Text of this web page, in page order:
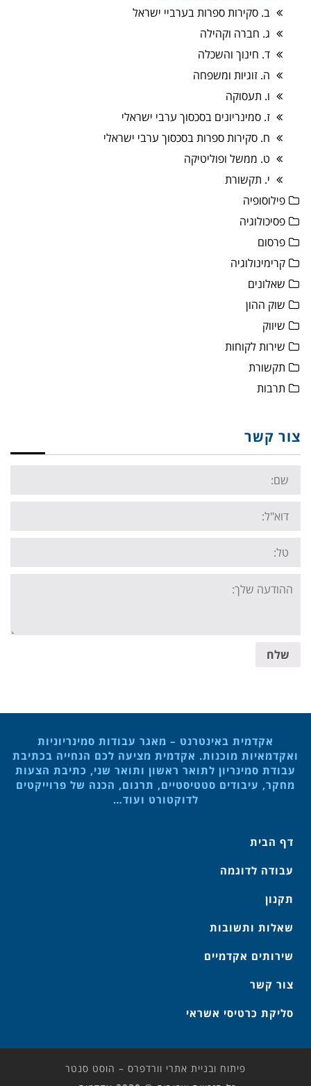
ב. סקירות ספרות בערביי ישראל
ג. חברה וקהילה
ד. חינוך והשכלה
ה. זוגיות ומשפחה
ו. תעסוקה
ז. סמינריונים בסכסוך ערבי ישראלי
ח. סקירות ספרות בסכסוך ערבי ישראלי
ט. ממשל ופוליטיקה
י. תקשורת
פילוסופיה
פסיכולוגיה
פרסום
קרימינולוגיה
שאלונים
שוק ההון
שיווק
שירות לקוחות
תקשורת
תרבות
צור קשר
Name:
Email:
Tel:
Your
message:
שלח
אקדמית באינטרנט – מאגר עבודות סמינריוניות
ואקדמאיות מוכנות. אקדמית מציעה לכם הנחייה בכתיבת
עבודת סמינריון לתואר ראשון ותואר שני, כתיבת הצעות
מחקר, עיבודים סטטיסטיים, תרגום, הכנה של פרוייקטים
לדוקטורט ועוד…
דף הבית
עבודה לדוגמה
תקנון
שאלות ותשובות
שירותים אקדמיים
צור קשר
סליקת כרטיסי אשראי
פיתוח ובניית אתרי וורדפרס – הוסט סנטר